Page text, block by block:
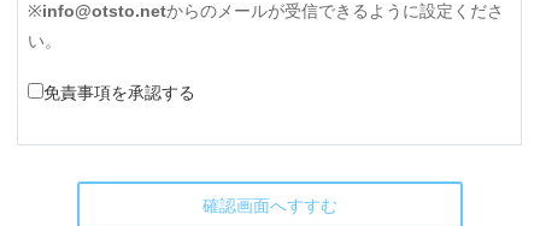
※info@otsto.netからのメールが受信できるように設定くださ
い。
免責事項を承認する